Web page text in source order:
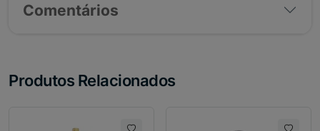
Comentários
Produtos Relacionados